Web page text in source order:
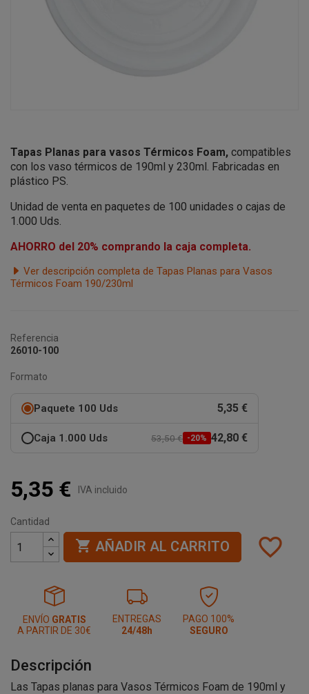
Tapas Planas para vasos Térmicos Foam, compatibles
con los vaso térmicos de 190ml y 230ml. Fabricadas en
plástico PS.
Unidad de venta en paquetes de 100 unidades o cajas de
1.000 Uds.
AHORRO del 20% comprando la caja completa.
Ver descripción completa de Tapas Planas para Vasos
Térmicos Foam 190/230ml
Referencia
26010-100
Formato
Paquete 100 Uds 5,35 €
Caja 1.000 Uds 53,50 € -20% 42,80 €
5,35 € IVA incluido
Cantidad
 AÑADIR AL CARRITO favorite_border
ENVÍO GRATIS
A PARTIR DE 30€
ENTREGAS
24/48h
PAGO 100%
SEGURO
Descripción
Las Tapas planas para Vasos Térmicos Foam de 190ml y